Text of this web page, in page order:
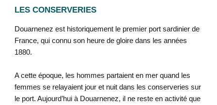
LES CONSERVERIES
Douarnenez est historiquement le premier port sardinier de
France, qui connu son heure de gloire dans les années
1880.
A cette époque, les hommes partaient en mer quand les
femmes se relayaient jour et nuit dans les conserveries sur
le port. Aujourd’hui à Douarnenez, il ne reste en activité que